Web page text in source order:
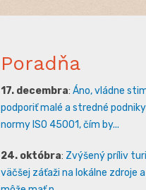
Poradňa
17. decembra: Áno, vládne
podporiť malé a stredné
normy ISO 45001, čím by...
24. októbra: Zvýšený príliv
väčšej záťaži na lokálne zdroje